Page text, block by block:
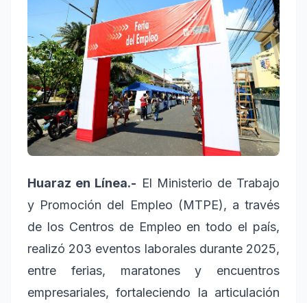
Huaraz en Línea.- El Ministerio de Trabajo
y Promoción del Empleo (MTPE), a través
de los Centros de Empleo en todo el país,
realizó 203 eventos laborales durante 2025,
entre ferias, maratones y encuentros
empresariales, fortaleciendo la articulación